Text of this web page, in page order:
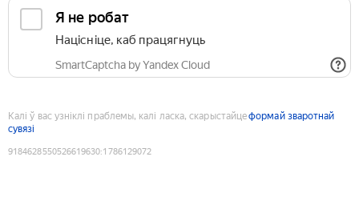
Я не робат
Націсніце, каб працягнуць
SmartCaptcha by Yandex Cloud
Калі ў вас узніклі праблемы, калі ласка, скарыстайцеформай зваротнай
сувязі
9184628550526619630:1786129072